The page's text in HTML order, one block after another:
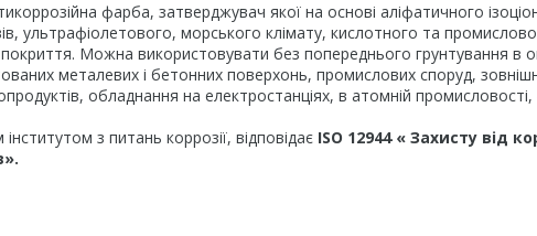
фарба, затверджувач якої на основі аліфатичного
ультрафіолетового, морського клімату, кислотного та
Можна використовувати без попереднього грунтування в
металевих і бетонних поверхонь, промислових споруд,
обладнання на електростанціях, в атомній промисловості,
з питань коррозії, відповідає ISO 12944 « Захисту від